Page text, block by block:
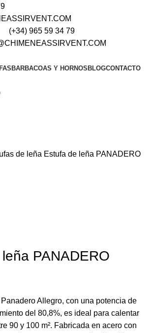
(+34) 965 59 34 79
BARBACOAS Y HORNOS BLOGCONTACTO
de leña Estufa de leña PANADERO
PANADERO
Allegro, con una potencia de
del 80,8%, es ideal para calentar
90 y 100 m². Fabricada en acero con